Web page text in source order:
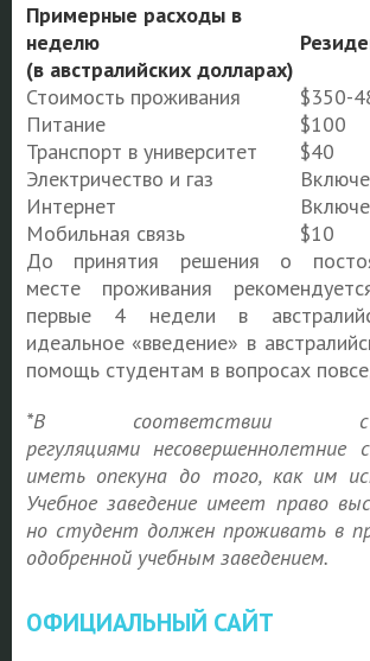
Примерные расходы в
неделю
(в австралийских долларах)
Стоимость проживания
$350-
Питание
$100
Транспорт в университет
$40
Электричество и газ
Интернет
Мобильная связь
$10
До принятия решения о
месте проживания
первые 4 недели в
идеальное «введение» в
помощь студентам в вопросах
*В соответствии с
регуляциями
иметь опекуна до того, как им
Учебное заведение имеет право
но студент должен проживать в
одобренной учебным заведением.
ОФИЦИАЛЬНЫЙ САЙТ